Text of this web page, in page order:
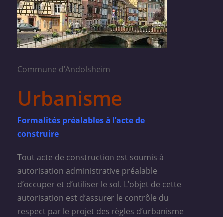
Commune d’Andolsheim
Urbanisme
Formalités préalables à l’acte de
construire
Tout acte de construction est soumis à
autorisation administrative préalable
d’occuper et d’utiliser le sol. L’objet de cette
autorisation est d’assurer le contrôle du
respect par le projet des règles d’urbanisme